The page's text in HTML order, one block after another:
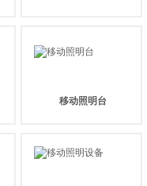
移动照明台